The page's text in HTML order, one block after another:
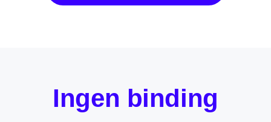
Ingen binding